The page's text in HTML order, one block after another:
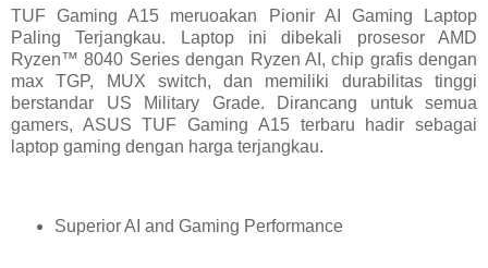
TUF Gaming A15 meruoakan Pionir AI Gaming Laptop
Paling Terjangkau. Laptop ini dibekali prosesor AMD
Ryzen™ 8040 Series dengan Ryzen AI, chip grafis dengan
max TGP, MUX switch, dan memiliki durabilitas tinggi
berstandar US Military Grade. Dirancang untuk semua
gamers, ASUS TUF Gaming A15 terbaru hadir sebagai
laptop gaming dengan harga terjangkau.
Superior AI and Gaming Performance